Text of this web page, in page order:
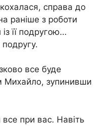
справа до
раніше з роботи
її подругою…
подругу.
все буде
Михайло, зупинивши
при вас. Навіть